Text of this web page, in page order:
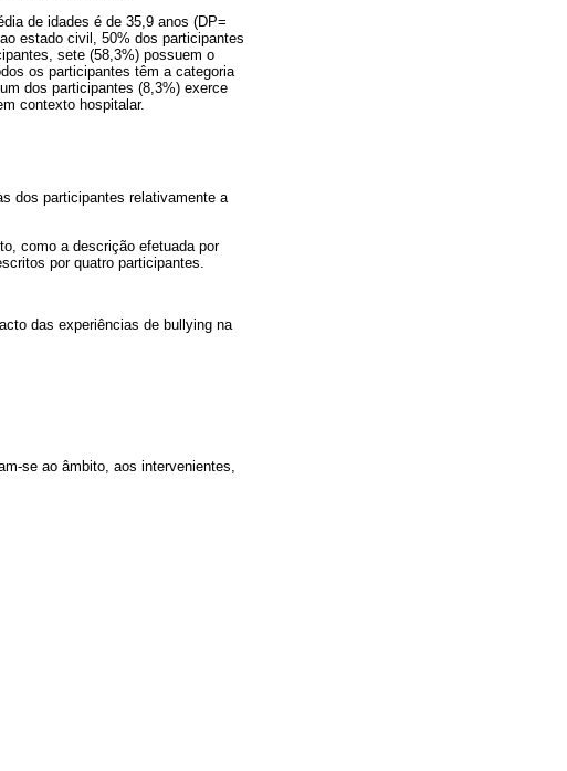
de idades é de 35,9 anos (DP=
estado civil, 50% dos participantes
sete (58,3%) possuem o
os participantes têm a categoria
dos participantes (8,3%) exerce
contexto hospitalar.
dos participantes relativamente a
como a descrição efetuada por
por quatro participantes.
das experiências de bullying na
se ao âmbito, aos intervenientes,